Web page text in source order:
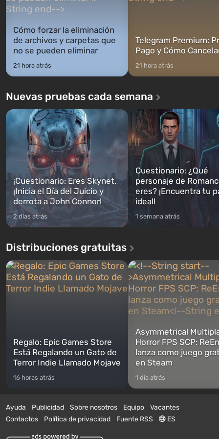
Cómo forzar la eliminación
de archivos y carpetas que
no se pueden eliminar
21 hora atrás
Telegram Premium:
Pago y Cómo
21 hora atrás
Nuevas pruebas cada semana
¡Cuestionario: Eres Skynet.
¡Inicia el Día del Juicio y
derrota a John Connor!
2 días atrás
Cuestionario: ¿Qué
personaje de
eres? ¡Encuentra tu
ideal!
1 semana atrás
Distribuciones gratuitas
Regalo: Epic Games Store
Está Regalando un Gato de
Terror Indie Llamado Mojave
16 horas atrás
Asymmetrical
Horror FPS SCP:
lanza como juego
en Steam
1 día atrás
Ayuda Publicidad Sobre nosotros Equipo
Vacantes
Contactos
Política de privacidad Fuente RSS ES